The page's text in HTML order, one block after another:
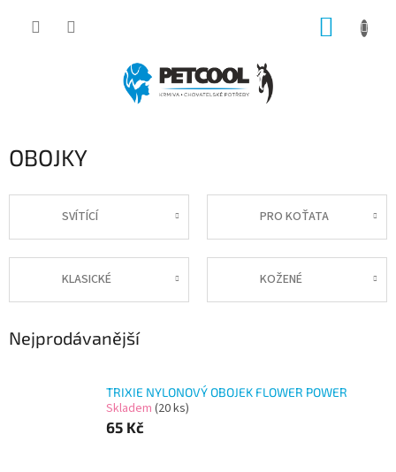
OBOJKY
SVÍTÍCÍ PRO KOŤATA
KLASICKÉ KOŽENÉ
Nejprodávanější
TRIXIE NYLONOVÝ OBOJEK FLOWER POWER
Skladem (20 ks)
65 Kč